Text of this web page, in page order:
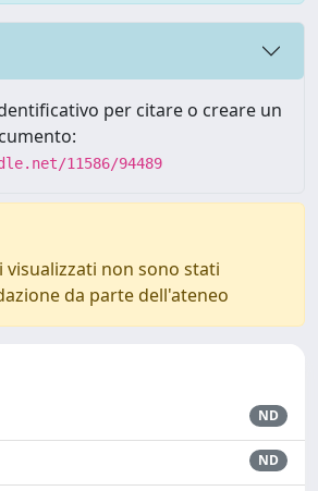
per citare o creare un
11586/94489
visualizzati non sono stati
da parte dell'ateneo
ND
ND